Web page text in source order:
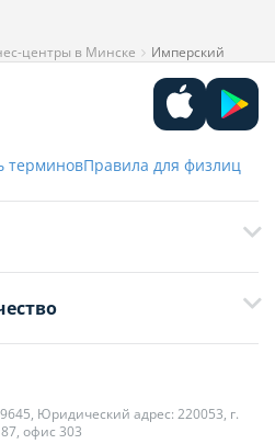
центры в Минске Имперский
терминовПравила для физлиц
на письма в будние дни с 9:00 до
Филюта
Гладченко
Юридический адрес: 220053, г.
офис 303